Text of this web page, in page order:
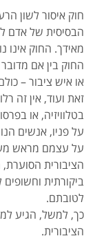
חוק איסור לשון
הבסיסית של אדם
מאידך. החוק אינו
החוק בין אם
או איש ציבור –
זאת ועוד, אין זה
בטלוויזיה, או
על פניו, אנשים
על עצמם מראש
הציבורית הסוערת,
ביקורתית
לטובתם.
כך, למשל, הגיע
הציבורית.